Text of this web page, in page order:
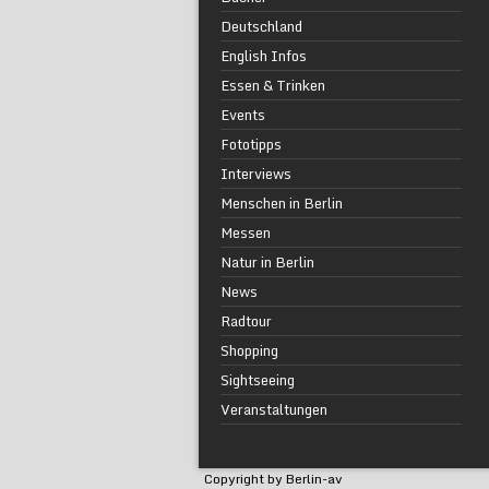
Deutschland
English Infos
Essen & Trinken
Events
Fototipps
Interviews
Menschen in Berlin
Messen
Natur in Berlin
News
Radtour
Shopping
Sightseeing
Veranstaltungen
Copyright by Berlin-av